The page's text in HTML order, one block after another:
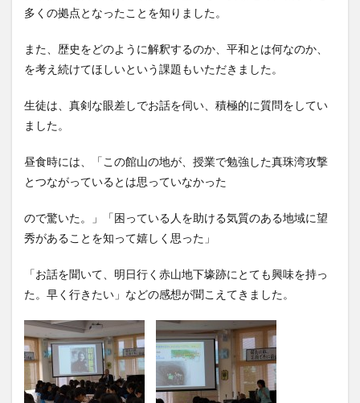
多くの拠点となったことを知りました。
また、歴史をどのように解釈するのか、平和とは何なのか、
を考え続けてほしいという課題もいただきました。
生徒は、真剣な眼差しでお話を伺い、積極的に質問をしてい
ました。
昼食時には、「この館山の地が、授業で勉強した真珠湾攻撃
とつながっているとは思っていなかった
ので驚いた。」「困っている人を助ける気質のある地域に望
秀があることを知って嬉しく思った」
「お話を聞いて、明日行く赤山地下壕跡にとても興味を持っ
た。早く行きたい」などの感想が聞こえてきました。